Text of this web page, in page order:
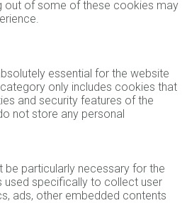
out of some of these cookies may
essential for the website
only includes cookies that
and security features of the
not store any personal
particularly necessary for the
used specifically to collect user
ads, other embedded contents